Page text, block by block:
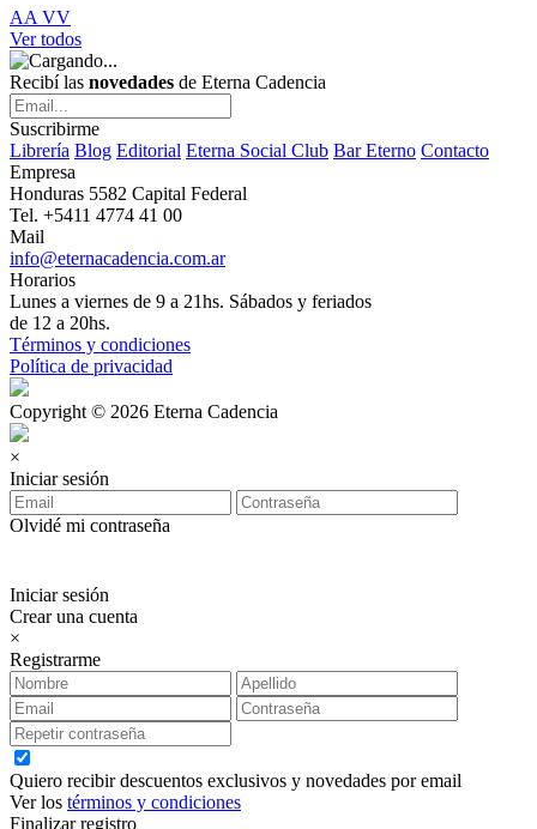
AA VV
Ver todos
Recibí las novedades de Eterna Cadencia
Suscribirme
Librería Blog Editorial Eterna Social Club Bar Eterno Contacto
Empresa
Honduras 5582 Capital Federal
Tel. +5411 4774 41 00
Mail
info@eternacadencia.com.ar
Horarios
Lunes a viernes de 9 a 21hs. Sábados y feriados
de 12 a 20hs.
Términos y condiciones
Política de privacidad
Copyright © 2026 Eterna Cadencia
×
Iniciar sesión
Olvidé mi contraseña
Iniciar sesión
Crear una cuenta
×
Registrarme
Quiero recibir descuentos exclusivos y novedades por email
Ver los términos y condiciones
Finalizar registro